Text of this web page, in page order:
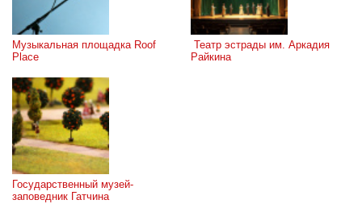
Музыкальная площадка Roof
Place
Райкина
Государственный музей-
заповедник Гатчина